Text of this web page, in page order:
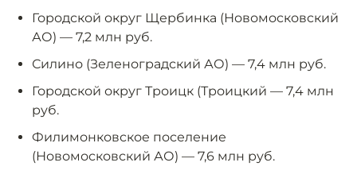
Городской округ Щербинка (Новомосковский
АО) — 7,2 млн руб.
Силино (Зеленоградский АО) — 7,4 млн руб.
Городской округ Троицк (Троицкий — 7,4 млн
руб.
Филимонковское поселение
(Новомосковский АО) — 7,6 млн руб.